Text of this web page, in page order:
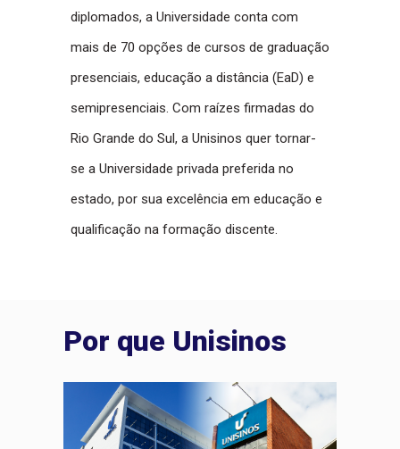
diplomados, a Universidade conta com
mais de 70 opções de cursos de graduação
presenciais, educação a distância (EaD) e
semipresenciais. Com raízes firmadas do
Rio Grande do Sul, a Unisinos quer tornar-
se a Universidade privada preferida no
estado, por sua excelência em educação e
qualificação na formação discente.
Por que Unisinos